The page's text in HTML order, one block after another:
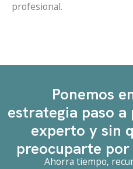
profesional.
Ponemos
estrategia paso a
experto y sin
preocuparte
Ahorra tiempo,